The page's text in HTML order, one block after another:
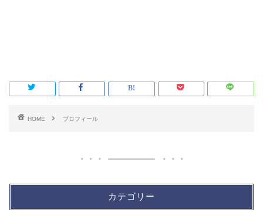
HOME プロフィール
カテゴリー